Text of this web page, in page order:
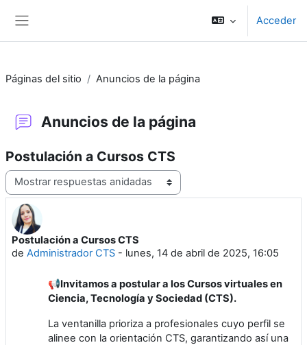
Acceder
Páginas del sitio Anuncios de la página
Anuncios de la página
Postulación a Cursos CTS
Mostrar modo
Postulación a Cursos CTS
de Administrador CTS - lunes, 14 de abril de 2025, 16:05
Número de respuestas: 0
📢Invitamos a postular a los Cursos virtuales en
Ciencia, Tecnología y Sociedad (CTS).
La ventanilla prioriza a profesionales cuyo perfil se
alinee con la orientación CTS, garantizando así una